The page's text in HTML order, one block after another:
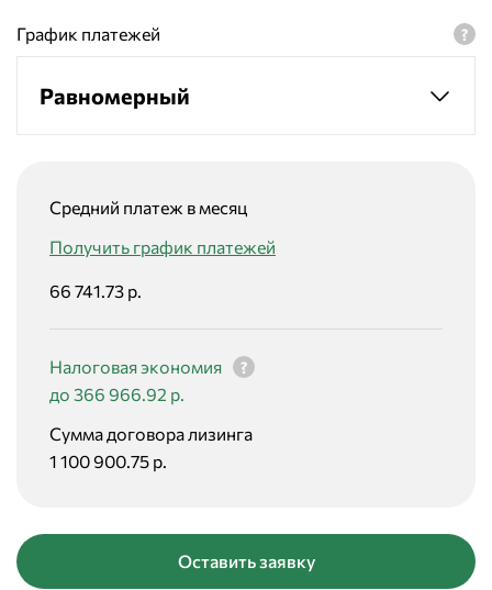
График платежей
Равномерный
Средний платеж в месяц
Получить график платежей
66 741.73 р.
Налоговая экономия
до 366 966.92 р.
Сумма договора лизинга
1 100 900.75 р.
Оставить заявку